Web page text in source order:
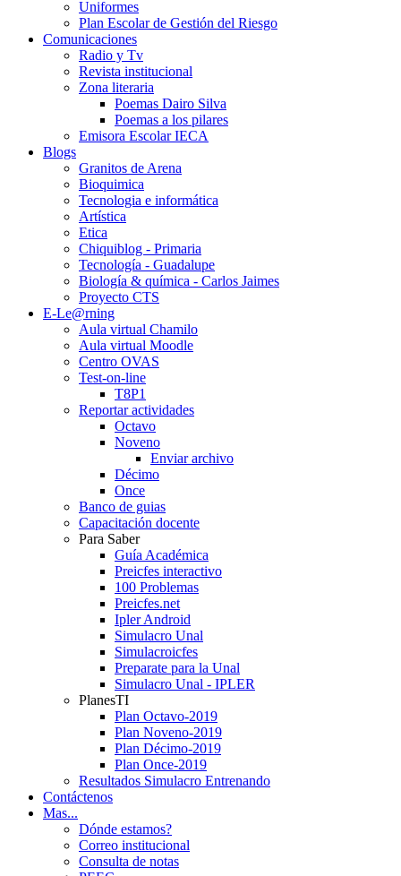
Uniformes
Plan Escolar de Gestión del Riesgo
Comunicaciones
Radio y Tv
Revista institucional
Zona literaria
Poemas Dairo Silva
Poemas a los pilares
Emisora Escolar IECA
Blogs
Granitos de Arena
Bioquimica
Tecnologia e informática
Artística
Etica
Chiquiblog - Primaria
Tecnología - Guadalupe
Biología & química - Carlos Jaimes
Proyecto CTS
E-Le@rning
Aula virtual Chamilo
Aula virtual Moodle
Centro OVAS
Test-on-line
T8P1
Reportar actividades
Octavo
Noveno
Enviar archivo
Décimo
Once
Banco de guias
Capacitación docente
Para Saber
Guía Académica
Preicfes interactivo
100 Problemas
Preicfes.net
Ipler Android
Simulacro Unal
Simulacroicfes
Preparate para la Unal
Simulacro Unal - IPLER
PlanesTI
Plan Octavo-2019
Plan Noveno-2019
Plan Décimo-2019
Plan Once-2019
Resultados Simulacro Entrenando
Contáctenos
Mas...
Dónde estamos?
Correo institucional
Consulta de notas